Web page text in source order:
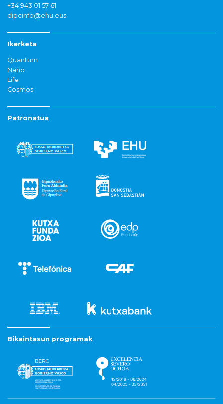
+34 943 01 57 61
dipcinfo@ehu.eus
Ikerketa
Quantum
Nano
Life
Cosmos
Patronatua
Bikaintasun programak